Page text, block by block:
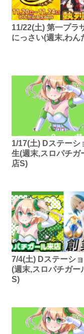
11/22(土) 第一プラ
にっさい(週末,わん
1/17(土) Dステーシ
生(週末,スロパチガ
店S)
7/4(土) Dステーシ
(週末,スロパチガー
S)